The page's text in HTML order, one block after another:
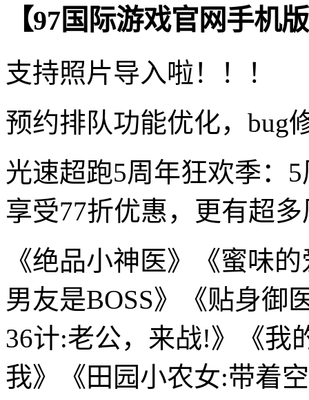
【97国际游戏官网手机
支持照片导入啦！！！
预约排队功能优化，bug
光速超跑5周年狂欢季：
享受77折优惠，更有超
《绝品小神医》《蜜味
男友是BOSS》《贴身御
36计:老公，来战!》《我
我》《田园小农女:带着